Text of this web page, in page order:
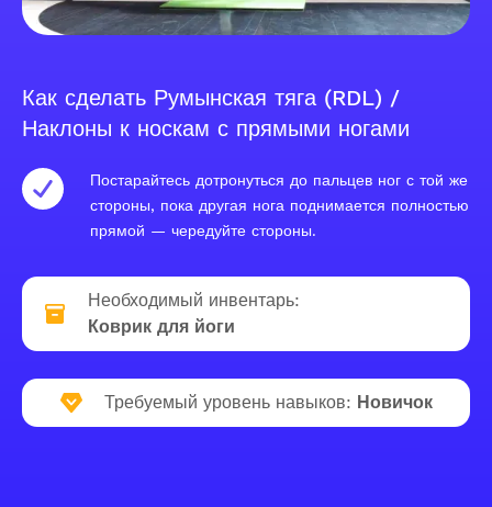
Как сделать Румынская тяга (RDL) /
Наклоны к носкам с прямыми ногами
Постарайтесь дотронуться до пальцев ног с той же
стороны, пока другая нога поднимается полностью
прямой — чередуйте стороны.
Необходимый инвентарь:
Коврик для йоги
Требуемый уровень навыков: Новичок